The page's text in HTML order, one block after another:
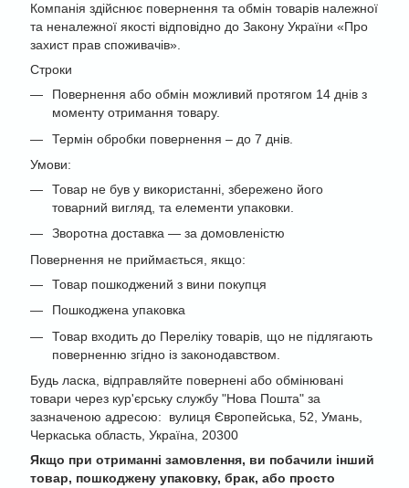
Компанія здійснює повернення та обмін товарів належної
та неналежної якості відповідно до Закону України «Про
захист прав споживачів».
Строки
Повернення або обмін можливий протягом 14 днів з
моменту отримання товару.
Термін обробки повернення – до 7 днів.
Умови:
Товар не був у використанні, збережено його
товарний вигляд, та елементи упаковки.
Зворотна доставка — за домовленістю
Повернення не приймається, якщо:
Товар пошкоджений з вини покупця
Пошкоджена упаковка
Товар входить до Переліку товарів, що не підлягають
поверненню згідно із законодавством.
Будь ласка, відправляйте повернені або обмінювані
товари через кур'єрську службу "Нова Пошта" за
зазначеною адресою: вулиця Європейська, 52, Умань,
Черкаська область, Україна, 20300
Якщо при отриманні замовлення, ви побачили інший
товар, пошкоджену упаковку, брак, або просто